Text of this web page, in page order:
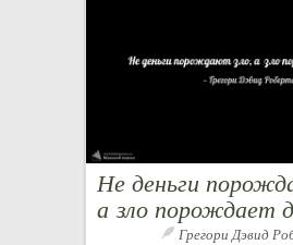
Не деньги
а зло порождает
Грегори Дэвид